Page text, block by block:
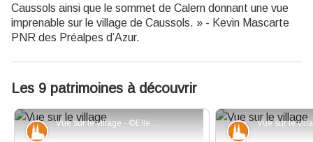
Caussols ainsi que le sommet de Calern donnant une vue
imprenable sur le village de Caussols. » - Kevin Mascarte
PNR des Préalpes d’Azur.
Les 9 patrimoines à découvrir
Vue sur le village - ©Ellen Teurlings - PNR Préalpes d'Azur
Patrimoine et histoire Patrimoine